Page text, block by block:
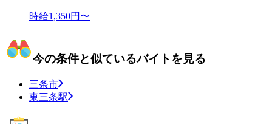
時給1,350円〜
今の条件と似ているバイトを見る
三条市
東三条駅